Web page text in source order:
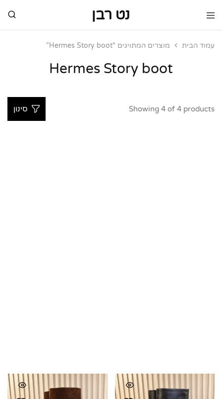
נט רבן
נט
מותגי
מותגי
עמוד הבית מוצרים המתויגים “Hermes Story boot”
Hermes Story boot
Showing 4 of 4 products